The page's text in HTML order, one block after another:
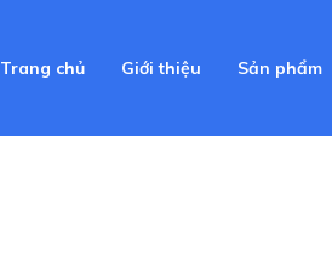
Trang chủ Giới thiệu Sản phẩm